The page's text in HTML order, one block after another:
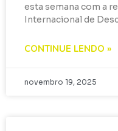
esta semana com a
Internacional de
CONTINUE LENDO »
novembro 19, 2025